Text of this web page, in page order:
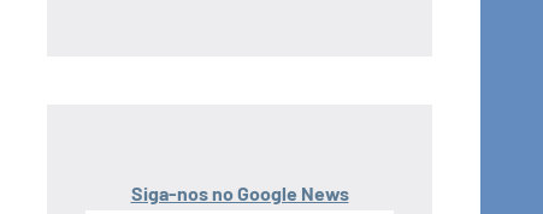
Siga-nos no Google News